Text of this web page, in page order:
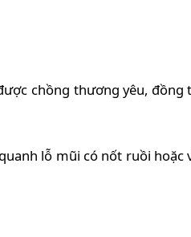
chồng thương yêu, đồng
lỗ mũi có nốt ruồi hoặc